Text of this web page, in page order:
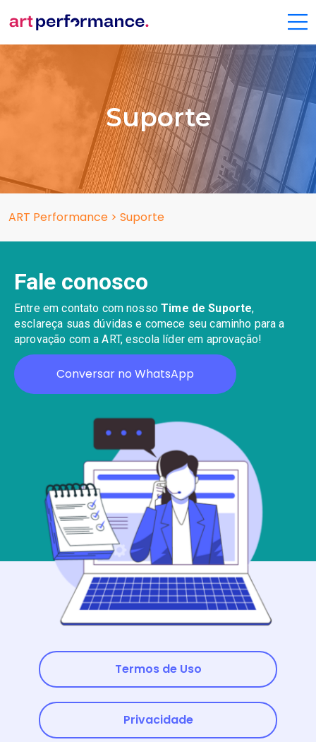
Suporte
ART Performance > Suporte
Fale conosco
Entre em contato com nossoTime de Suporte,
esclareça suas dúvidas e comece seu caminho para a
aprovação com a ART, escola líder em aprovação!
Conversar no WhatsApp
Termos de Uso
Privacidade